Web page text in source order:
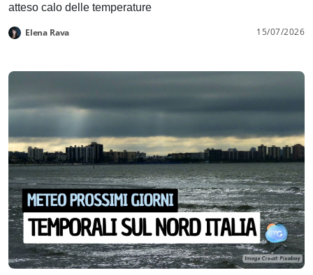
atteso calo delle temperature
Elena Rava 15/07/2026